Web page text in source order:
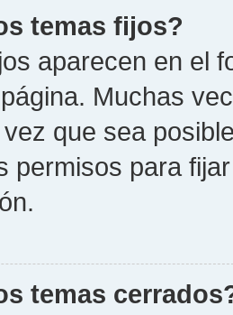
temas fijos?
aparecen en el
Muchas
que sea
permisos para
temas